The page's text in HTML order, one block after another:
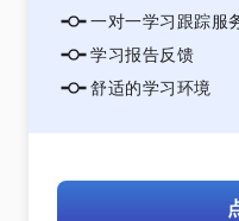
一对一学习跟踪服
学习报告反馈
舒适的学习环境